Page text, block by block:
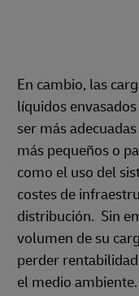
En cambio, las
líquidos
ser más
más pequeños o
como el uso del
costes de
distribución. Sin
volumen de su
perder
el medio ambiente.